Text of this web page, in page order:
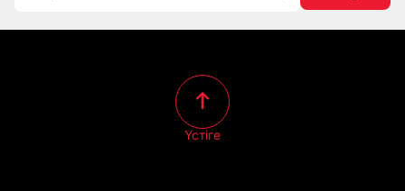
Үстіге